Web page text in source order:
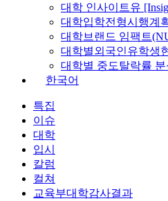
대학 인사이트유
대학입학전형시행계
대학브랜드 임팩트
대학별외국인유학생
대학별 중도탈락률 분
한국어
특집
이슈
대학
입시
칼럼
컬쳐
교육부대학감사결과